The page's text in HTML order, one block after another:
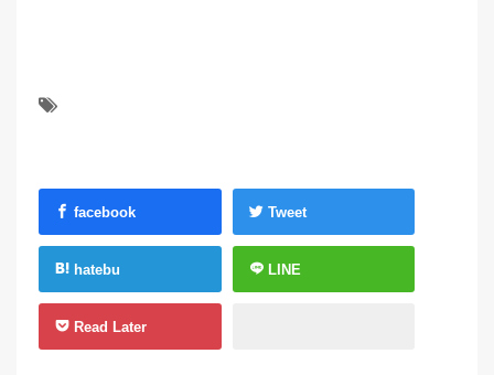
facebook Tweet
hatebu LINE
Read Later